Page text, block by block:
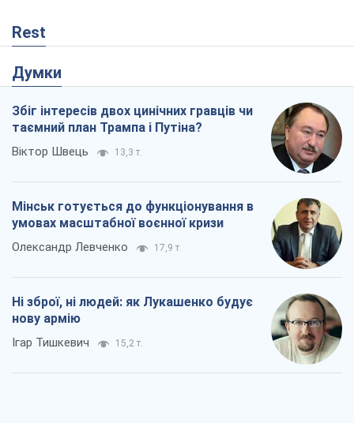
Rest
Думки
Збіг інтересів двох цинічних гравців чи
таємний план Трампа і Путіна?
Віктор Швець 13,3 т.
Мінськ готується до функціонування в
умовах масштабної воєнної кризи
Олександр Левченко 17,9 т.
Ні зброї, ні людей: як Лукашенко будує
нову армію
Ігар Тишкевич 15,2 т.